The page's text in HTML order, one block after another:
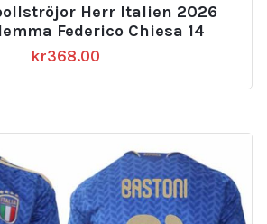
Herr Italien 2026
Federico Chiesa 14
kr368.00